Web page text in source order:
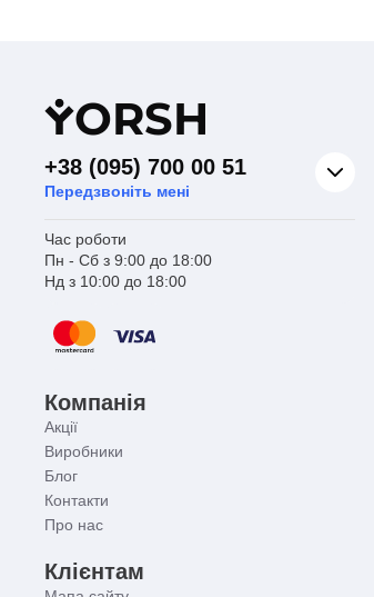
YORSH
+38 (095) 700 00 51
Передзвоніть мені
Час роботи
Пн - Сб з 9:00 до 18:00
Нд з 10:00 до 18:00
Компанія
Акції
Виробники
Блог
Контакти
Про нас
Клієнтам